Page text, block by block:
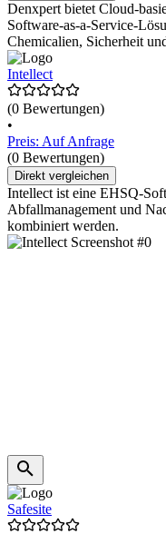
Denxpert bietet Cloud-
Software-as-a-Service-
Chemicalien, Sicherheit
Intellect
(0 Bewertungen)
•
Preis: Auf Anfrage
(0 Bewertungen)
Direkt vergleichen
Intellect ist eine EHSQ-
Abfallmanagement und
kombiniert werden.
Safesite